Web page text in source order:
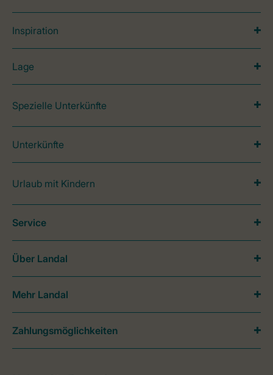
Inspiration
Lage
Spezielle Unterkünfte
Unterkünfte
Urlaub mit Kindern
Service
Über Landal
Mehr Landal
Zahlungsmöglichkeiten